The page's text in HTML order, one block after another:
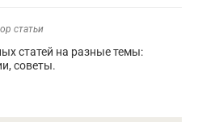
статьи
статей на разные темы:
советы.